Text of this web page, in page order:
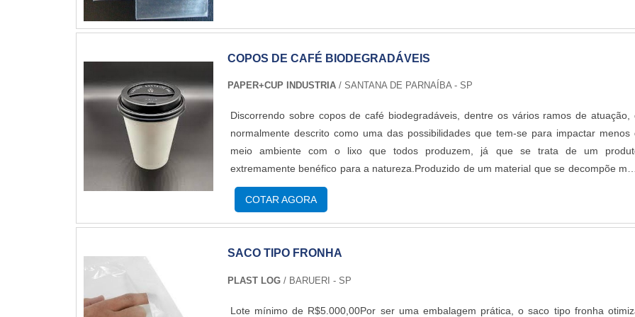
COPOS DE CAFÉ BIODEGRADÁVEIS
PAPER+CUP INDUSTRIA/ SANTANA DE PARNAÍBA - SP
Discorrendo sobre copos de café biodegradáveis, dentre os vários ramos de atuação,
normalmente descrito como uma das possibilidades que tem-se para impactar menos
meio ambiente com o lixo que todos produzem, já que se trata de um
extremamente benéfico para a natureza.Produzido de um material que se decompõe mais
rápido na natureza, sob condições específicas de umidade, calor, luz e nutrientes
orgânicos, o copo pode ser decomposto em 180 dias.O PRODUTO GARANTE UMA SÉRIE
DE BENEFÍCIOSMuito utilizado para ajudar no meio ambiente, já que a decomposição
rapidamente pela natureza, gerando menos impactos ambientais sendo hoje, um dos
principais diferenciais na atualidade para segmentos
ressaltar que pode ser reconhecido pelos diferenciais que envolvem não ter alterações
COTAR AGORA
SACO TIPO FRONHA
PLAST LOG/ BARUERI - SP
Lote mínimo de R$5.000,00Por ser uma embalagem prática, o saco tipo fronha